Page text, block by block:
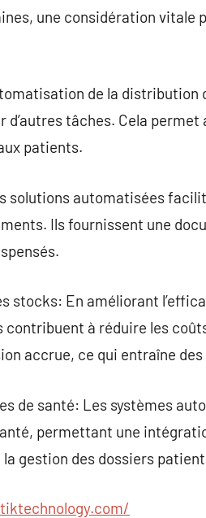
une considération vitale
de la
tâches. Cela
patients.
solutions automatisées
Ils fournissent une
stocks: En améliorant
à réduire les
accrue, ce qui entraîne
de santé: Les systèmes
permettant une
gestion des dossiers